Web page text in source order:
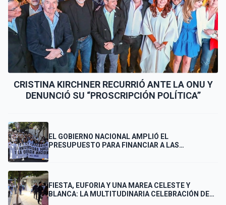
CRISTINA KIRCHNER RECURRIÓ ANTE LA ONU Y
DENUNCIÓ SU “PROSCRIPCIÓN POLÍTICA”
EL GOBIERNO NACIONAL AMPLIÓ EL
PRESUPUESTO PARA FINANCIAR A LAS
FIESTA, EUFORIA Y UNA MAREA CELESTE Y
BLANCA: LA MULTITUDINARIA CELEBRACIÓN DE